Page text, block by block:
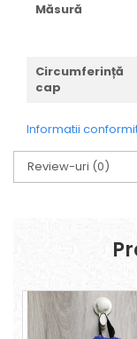
Măsură
Circumferință
cap
Informatii
Review-uri (0)